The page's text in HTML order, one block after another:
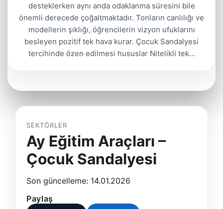
desteklerken aynı anda odaklanma süresini bile
önemli derecede çoğaltmaktadır. Tonların canlılığı ve
modellerin şıklığı, öğrencilerin vizyon ufuklarını
besleyen pozitif tek hava kurar. Çocuk Sandalyesi
tercihinde özen edilmesi hususlar Nitelikli tek…
SEKTÖRLER
Ay Eğitim Araçları –
Çocuk Sandalyesi
Son güncelleme: 14.01.2026
Paylaş